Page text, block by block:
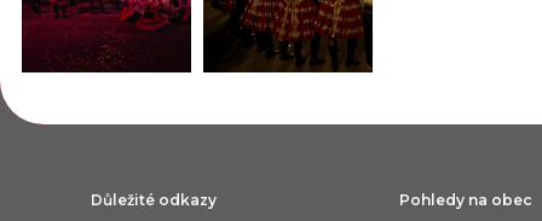
Důležité odkazy Pohledy na obec